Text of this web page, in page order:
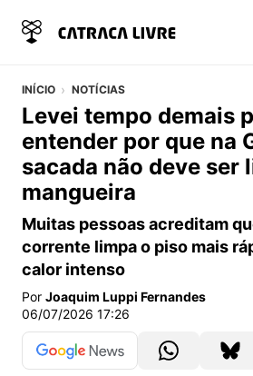
INÍCIO NOTÍCIAS
Levei tempo demais
entender por que na
sacada não deve ser
mangueira
Muitas pessoas acreditam
corrente limpa o piso mais
calor intenso
Por Joaquim Luppi Fernandes
06/07/2026 17:26